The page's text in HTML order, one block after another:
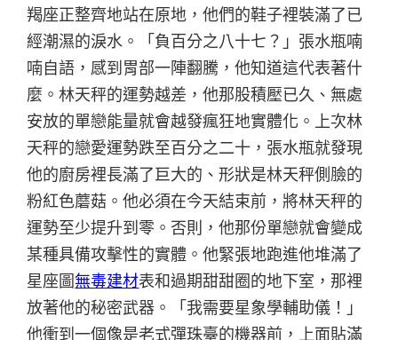
羯座正整齊地站在原地，他們的鞋子裡裝滿了已
經潮濕的淚水。「負百分之八十七？」張水瓶喃
喃自語，感到胃部一陣翻騰，他知道這代表著什
麼。林天秤的運勢越差，他那股積壓已久、無處
安放的單戀能量就會越發瘋狂地實體化。上次林
天秤的戀愛運勢跌至百分之二十，張水瓶就發現
他的廚房裡長滿了巨大的、形狀是林天秤側臉的
粉紅色蘑菇。他必須在今天結束前，將林天秤的
運勢至少提升到零。否則，他那份單戀就會變成
某種具備攻擊性的實體。他緊張地跑進他堆滿了
星座圖無毒建材表和過期甜甜圈的地下室，那裡
放著他的秘密武器。「我需要星象學輔助儀！」
他衝到一個像是老式彈珠臺的機器前，上面貼滿